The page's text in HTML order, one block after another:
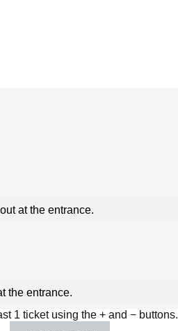
at the entrance.
the entrance.
1 ticket using the + and − buttons.